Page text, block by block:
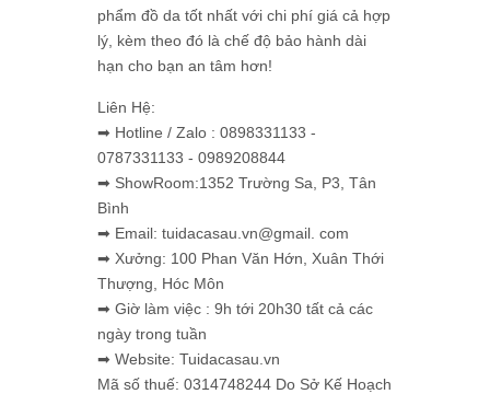
phẩm đồ da tốt nhất với chi phí giá cả hợp
lý, kèm theo đó là chế độ bảo hành dài
hạn cho bạn an tâm hơn!
Liên Hệ:
➡ Hotline / Zalo : 0898331133 -
0787331133 - 0989208844
➡ ShowRoom:1352 Trường Sa, P3, Tân
Bình
➡ Email: tuidacasau.vn@gmail. com
➡ Xưởng: 100 Phan Văn Hớn, Xuân Thới
Thượng, Hóc Môn
➡ Giờ làm việc : 9h tới 20h30 tất cả các
ngày trong tuần
➡ Website: Tuidacasau.vn
Mã số thuế: 0314748244 Do Sở Kế Hoạch